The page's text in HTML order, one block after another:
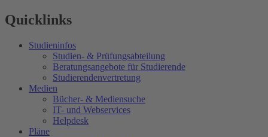
Quicklinks
Studieninfos
Studien- & Prüfungsabteilung
Beratungsangebote für Studierende
Studierendenvertretung
Medien
Bücher- & Mediensuche
IT- und Webservices
Helpdesk
Pläne